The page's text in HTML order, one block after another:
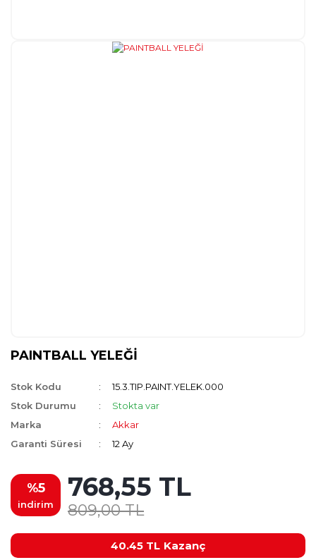
PAINTBALL YELEĞİ
Stok Kodu
15.3.TIP.PAINT.YELEK.000
Stok Durumu
Stokta var
Marka
Akkar
Garanti Süresi
12 Ay
%5
indirim
768,55 TL
809,00 TL
40.45 TL Kazanç